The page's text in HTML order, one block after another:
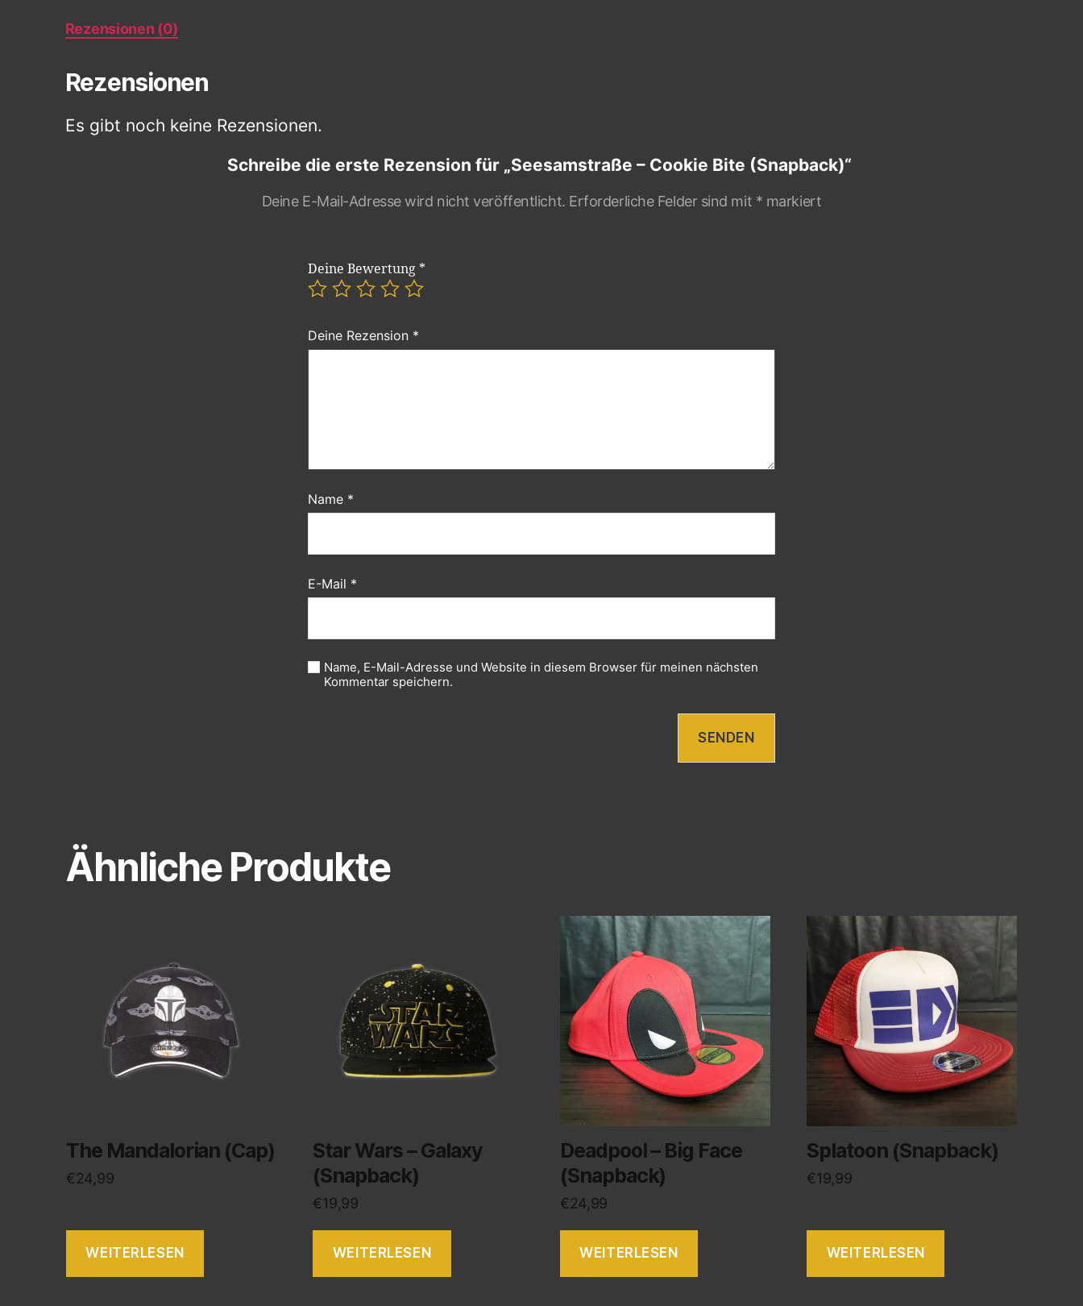
Rezensionen (0)
Rezensionen
Es gibt noch keine Rezensionen.
Schreibe die erste Rezension für „Seesamstraße – Cookie Bite (Snapback)“
Deine E-Mail-Adresse wird nicht veröffentlicht. Erforderliche Felder sind mit * markiert
Deine Bewertung *
Deine Rezension *
Name *
E-Mail *
Name, E-Mail-Adresse und Website in diesem Browser für meinen nächsten
Kommentar speichern.
Ähnliche Produkte
The Mandalorian (Cap)
€24,99
WEITERLESEN
Star Wars – Galaxy
(Snapback)
€19,99
WEITERLESEN
Deadpool – Big Face
(Snapback)
€24,99
WEITERLESEN
Splatoon (Snapback)
€19,99
WEITERLESEN